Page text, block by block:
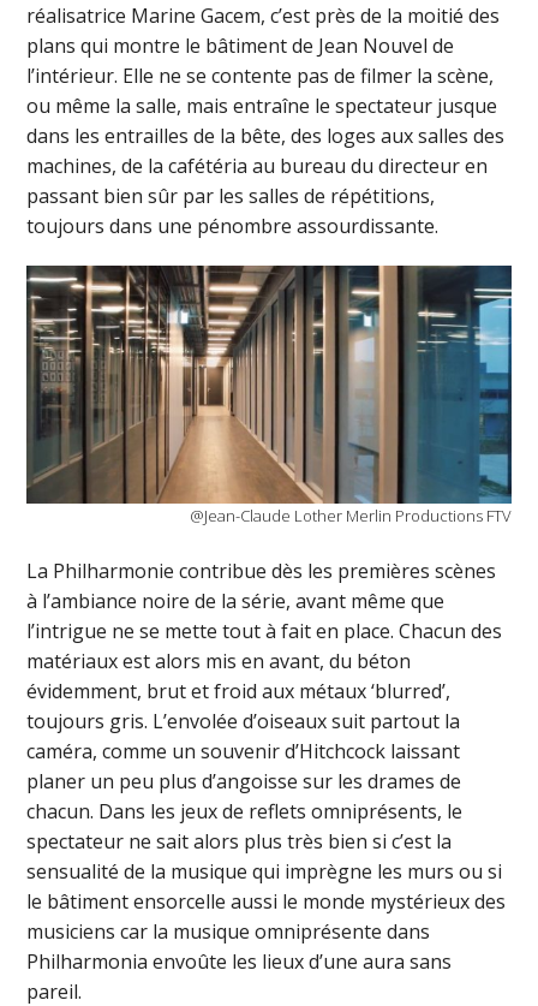
réalisatrice Marine Gacem, c’est près de la moitié des
plans qui montre le bâtiment de Jean Nouvel de
l’intérieur. Elle ne se contente pas de filmer la scène,
ou même la salle, mais entraîne le spectateur jusque
dans les entrailles de la bête, des loges aux salles des
machines, de la cafétéria au bureau du directeur en
passant bien sûr par les salles de répétitions,
toujours dans une pénombre assourdissante.
@Jean-Claude Lother Merlin Productions FTV
La Philharmonie contribue dès les premières scènes
à l’ambiance noire de la série, avant même que
l’intrigue ne se mette tout à fait en place. Chacun des
matériaux est alors mis en avant, du béton
évidemment, brut et froid aux métaux ‘blurred’,
toujours gris. L’envolée d’oiseaux suit partout la
caméra, comme un souvenir d’Hitchcock laissant
planer un peu plus d’angoisse sur les drames de
chacun. Dans les jeux de reflets omniprésents, le
spectateur ne sait alors plus très bien si c’est la
sensualité de la musique qui imprègne les murs ou si
le bâtiment ensorcelle aussi le monde mystérieux des
musiciens car la musique omniprésente dans
Philharmonia envoûte les lieux d’une aura sans
pareil.